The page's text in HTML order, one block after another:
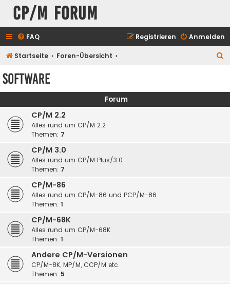
CP/M Forum
FAQ Anmelden
Registrieren
Startseite Foren-Übersicht
e
Software
Forum
CP/M 2.2
Alles rund um CP/M 2.2
Themen: 7
CP/M 3.0
Alles rund um CP/M Plus/3.0
Themen: 7
CP/M-86
Alles rund um CP/M-86 und PCP/M-86
Themen: 1
CP/M-68K
Alles rund um CP/M-68K
Themen: 1
Andere CP/M-Versionen
CP/M-8K, MP/M, CCP/M etc.
Themen: 5